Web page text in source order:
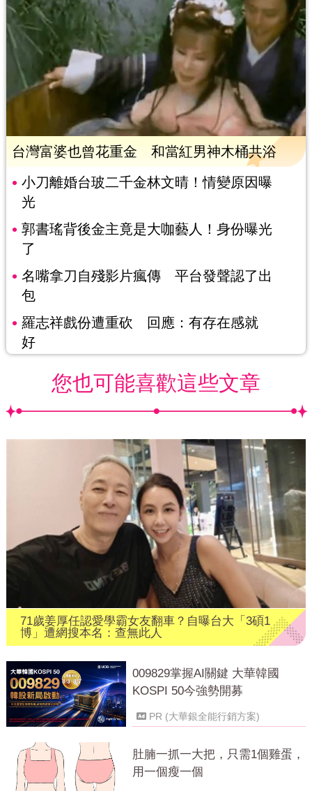
台灣富婆也曾花重金 和當紅男神木桶共浴
小刀離婚台玻二千金林文晴！情變原因曝
光
郭書瑤背後金主竟是大咖藝人！身份曝光
了
名嘴拿刀自殘影片瘋傳 平台發聲認了出
包
羅志祥戲份遭重砍 回應：有存在感就
好
您也可能喜歡這些文章
71歲姜厚任認愛學霸女友翻車？自曝台大「3碩1
博」遭網搜本名：查無此人
009829掌握AI關鍵 大華韓國
KOSPI 50今強勢開募
PR (大華銀全能行銷方案)
肚腩一抓一大把，只需1個雞蛋，
用一個瘦一個